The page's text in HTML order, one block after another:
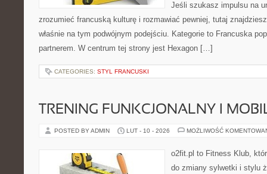
Jeśli szukasz impulsu na
zrozumieć francuską kulturę i rozmawiać pewniej, tutaj
właśnie na tym podwójnym podejściu. Kategorie to Francuska
partnerem. W centrum tej strony jest Hexagon […]
CATEGORIES: STYL FRANCUSKI
TRENING FUNKCJONALNY I
POSTED BY ADMIN LUT - 10 - 2026 MOŻLIWOŚĆ
o2fit.pl to Fitness Klub,
do zmiany sylwetki i stylu